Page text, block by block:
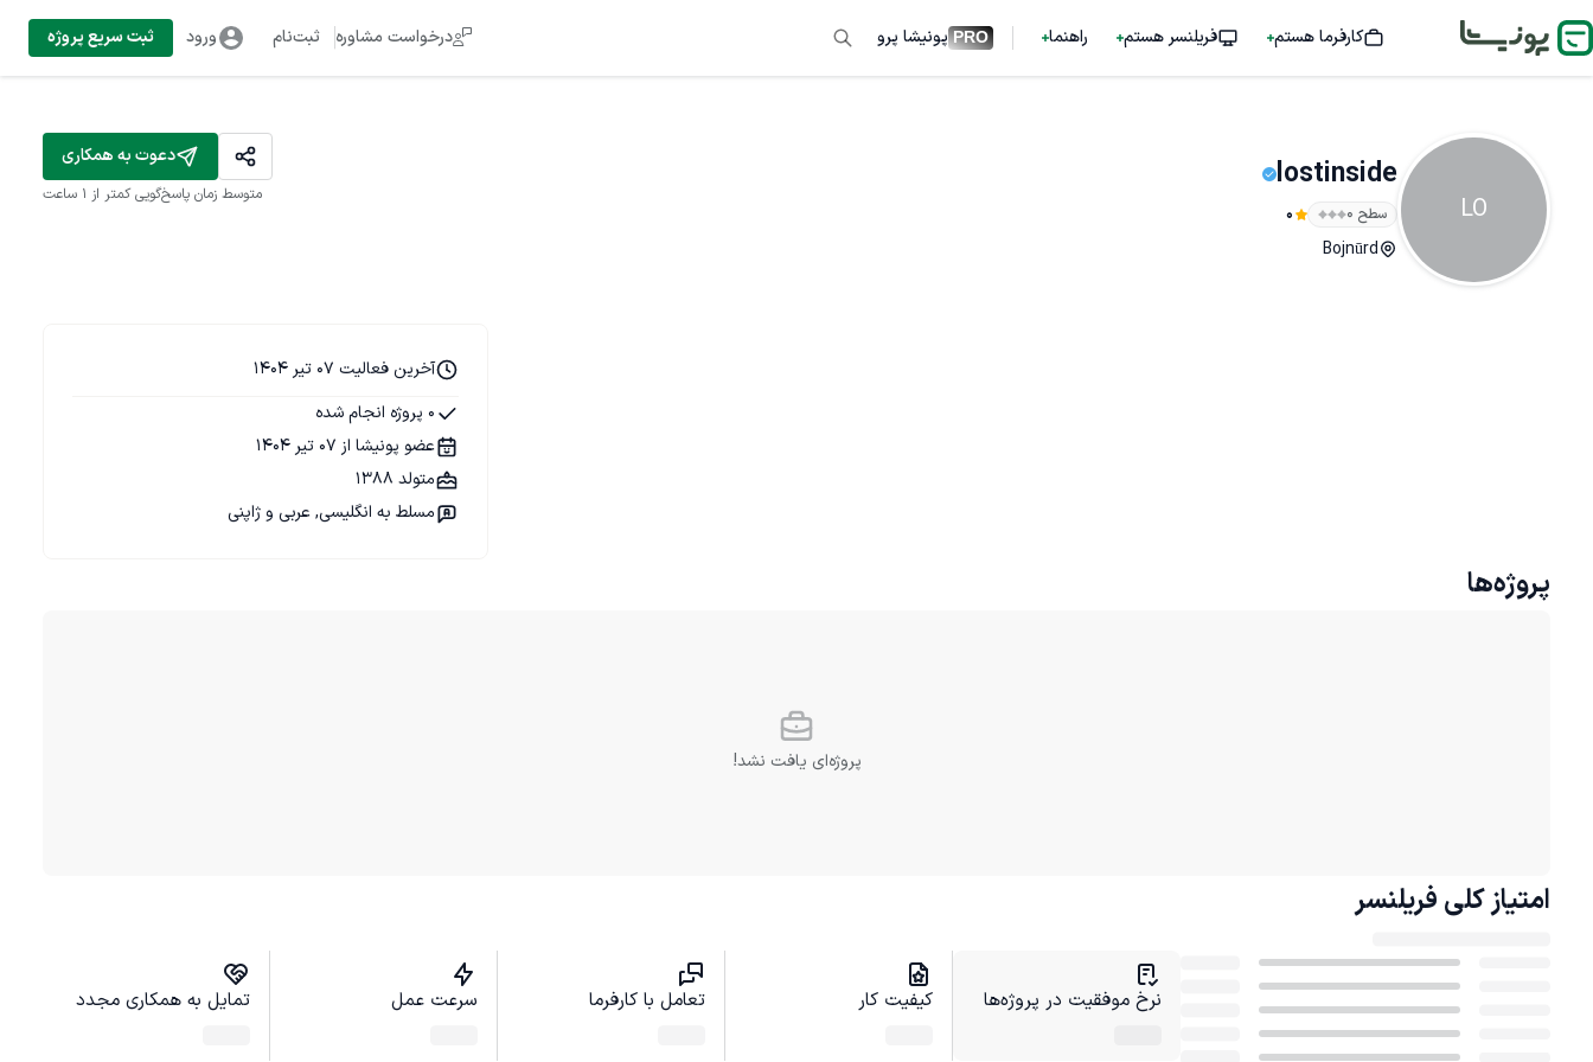
کارفرما هستم فریلنسر هستم راهنما PRO پونیشا پرو درخواست مشاوره ثبت‌نام ورود ثبت سریع پروژه
LO
lostinside
سطح ۰ 0
Bojnūrd
دعوت به همکاری
متوسط زمان پاسخ‌گویی کمتر از 1 ساعت
آخرین فعالیت 07 تیر 1404
0 پروژه انجام شده
عضو پونیشا از 07 تیر 1404
متولد 1388
مسلط به انگلیسی, عربی و ژاپنی
پروژه‌ها
پروژه‌ای یافت نشد!
امتیاز کلی فریلنسر
نرخ موفقیت در پروژه‌ها کیفیت کار تعامل با کارفرما سرعت عمل تمایل به همکاری مجدد